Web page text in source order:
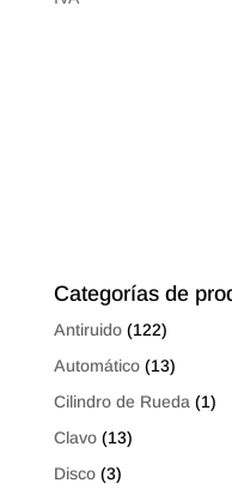
Categorías de
Antiruido (122)
Automático (13)
Cilindro de Rueda (1)
Clavo (13)
Disco (3)